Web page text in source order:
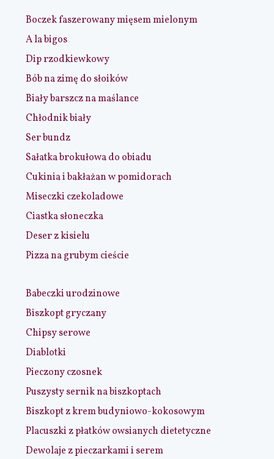
Boczek faszerowany mięsem mielonym
A la bigos
Dip rzodkiewkowy
Bób na zimę do słoików
Biały barszcz na maślance
Chłodnik biały
Ser bundz
Sałatka brokułowa do obiadu
Cukinia i bakłażan w pomidorach
Miseczki czekoladowe
Ciastka słoneczka
Deser z kisielu
Pizza na grubym cieście
Babeczki urodzinowe
Biszkopt gryczany
Chipsy serowe
Diablotki
Pieczony czosnek
Puszysty sernik na biszkoptach
Biszkopt z krem budyniowo-kokosowym
Placuszki z płatków owsianych dietetyczne
Dewolaje z pieczarkami i serem